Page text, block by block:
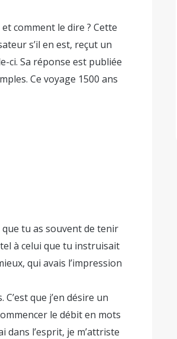
comment le dire ? Cette
s’il en est, reçut un
ci. Sa réponse est publiée
Ce voyage 1500 ans
tu as souvent de tenir
à celui que tu instruisait
qui avais l’impression
que j’en désire un
le débit en mots
dans l’esprit, je m’attriste